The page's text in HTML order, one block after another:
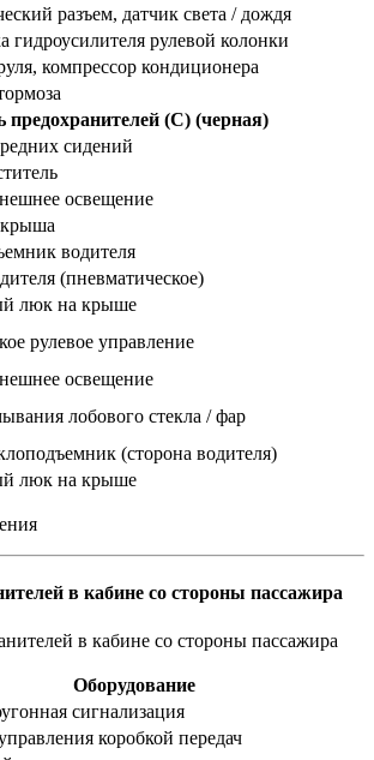
разъем, датчик света / дождя
гидроусилителя рулевой колонки
компрессор кондиционера
предохранителей (C) (черная)
сидений
освещение
водителя
(пневматическое)
люк на крыше
рулевое управление
освещение
лобового стекла / фар
(сторона водителя)
люк на крыше
в кабине со стороны пассажира
Оборудование
сигнализация
коробкой передач